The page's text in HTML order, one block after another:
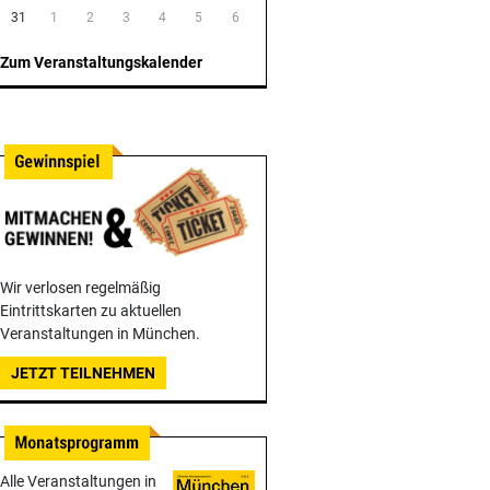
31 1 2 3 4 5 6
Zum Veranstaltungskalender
Wir verlosen regelmäßig
Eintrittskarten zu aktuellen
Veranstaltungen in München.
JETZT TEILNEHMEN
Alle Veranstaltungen in